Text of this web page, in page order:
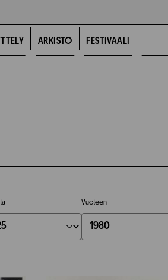
ARKISTO FESTIVAALI
Vuoteen